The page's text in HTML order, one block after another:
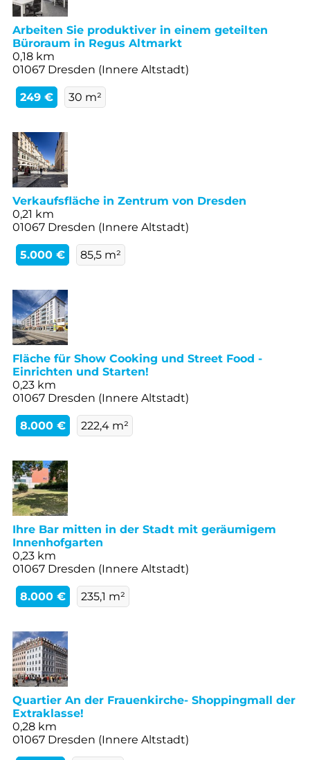
Arbeiten Sie produktiver in einem geteilten
Büroraum in Regus Altmarkt
0,18 km
01067 Dresden (Innere Altstadt)
249 € 30 m²
Verkaufsfläche in Zentrum von Dresden
0,21 km
01067 Dresden (Innere Altstadt)
5.000 € 85,5 m²
Fläche für Show Cooking und Street Food -
Einrichten und Starten!
0,23 km
01067 Dresden (Innere Altstadt)
8.000 € 222,4 m²
Ihre Bar mitten in der Stadt mit geräumigem
Innenhofgarten
0,23 km
01067 Dresden (Innere Altstadt)
8.000 € 235,1 m²
Quartier An der Frauenkirche- Shoppingmall der
Extraklasse!
0,28 km
01067 Dresden (Innere Altstadt)